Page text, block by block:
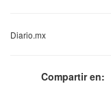
Diario.mx
Compartir en: